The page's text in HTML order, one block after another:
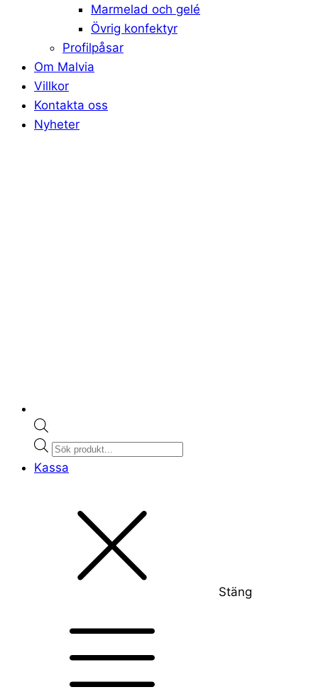
Marmelad och gelé
Övrig konfektyr
Profilpåsar
Om Malvia
Villkor
Kontakta oss
Nyheter
Products
search
Kassa
Stäng